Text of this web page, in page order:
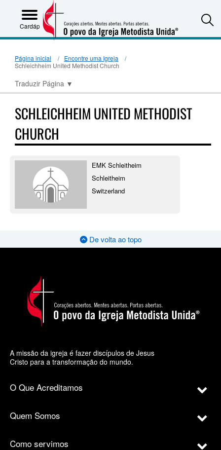
Cardápio
Página inicial
Encontre uma Igreja
Schleichheim United Methodist Church
Traduzir Página ▼
SCHLEICHHEIM UNITED METHODIST
CHURCH
EMK Schleitheim
Schleitheim
Switzerland
De volta ao topo
A missão da igreja é fazer discípulos de Jesus
Cristo para a transformação do mundo.
O Que Acreditamos
Quem Somos
Como servimos